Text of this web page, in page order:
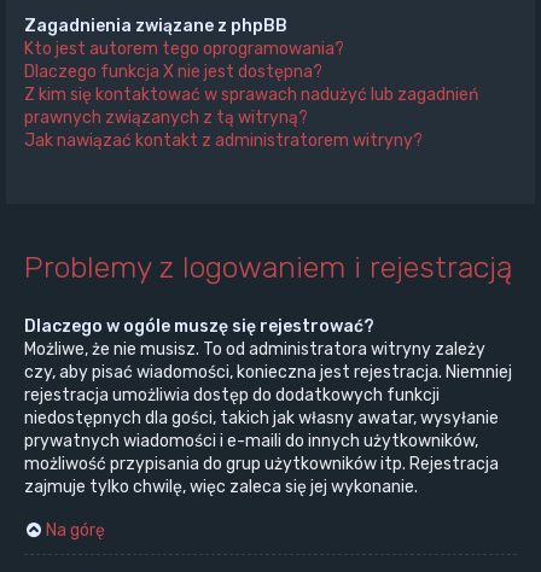
Zagadnienia związane z phpBB
Kto jest autorem tego oprogramowania?
Dlaczego funkcja X nie jest dostępna?
Z kim się kontaktować w sprawach nadużyć lub zagadnień
prawnych związanych z tą witryną?
Jak nawiązać kontakt z administratorem witryny?
Problemy z logowaniem i rejestracją
Dlaczego w ogóle muszę się rejestrować?
Możliwe, że nie musisz. To od administratora witryny zależy
czy, aby pisać wiadomości, konieczna jest rejestracja. Niemniej
rejestracja umożliwia dostęp do dodatkowych funkcji
niedostępnych dla gości, takich jak własny awatar, wysyłanie
prywatnych wiadomości i e-maili do innych użytkowników,
możliwość przypisania do grup użytkowników itp. Rejestracja
zajmuje tylko chwilę, więc zaleca się jej wykonanie.
Na górę